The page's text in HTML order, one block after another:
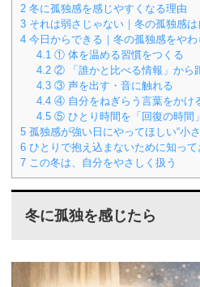
2 冬に孤独感を感じやすくなる理由
3 それは弱さじゃない｜冬の孤独感
4 今日からできる｜冬の孤独感をや
4.1 ① 体を温める習慣をつくる
4.2 ② 「誰かと比べる情報」から
4.3 ③ 声を出す・音に触れる
4.4 ④ 自分をねぎらう言葉をかけ
4.5 ⑤ ひとり時間を「回復の時間
5 孤独感が強い日にやってほしい“小
6 ひとりで抱え込まないために知って
7 この冬は、自分をやさしく扱う
冬に孤独を感じたら